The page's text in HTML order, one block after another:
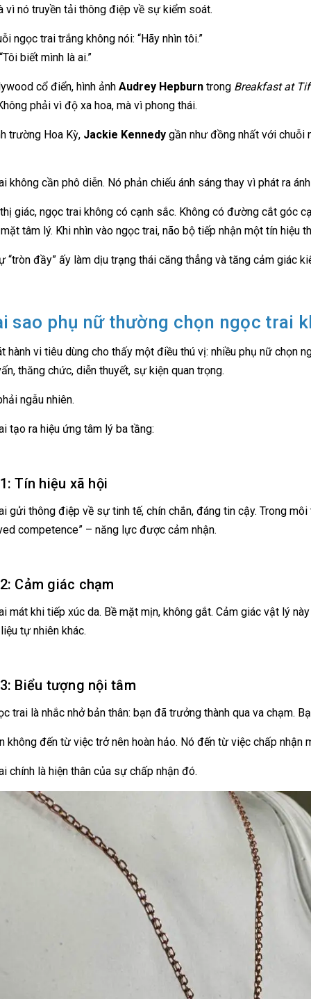
vì nó truyền tải thông điệp về sự kiểm soát.
ngọc trai trắng không nói: “Hãy nhìn tôi.”
biết mình là ai.”
cổ điển, hình ảnh Audrey Hepburntrong Breakfast at
phải vì độ xa hoa, mà vì phong thái.
trường Hoa Kỳ, Jackie Kennedygần như đồng nhất với chuỗi
không cần phô diễn. Nó phản chiếu ánh sáng thay vì phát ra
giác, ngọc trai không có cạnh sắc. Không có đường cắt góc
tâm lý. Khi nhìn vào ngọc trai, não bộ tiếp nhận một tín hiệu
“tròn đầy” ấy làm dịu trạng thái căng thẳng và tăng cảm giác
sao phụ nữ thường chọn ngọc trai
hành vi tiêu dùng cho thấy một điều thú vị: nhiều phụ nữ chọn
thăng chức, diễn thuyết, sự kiện quan trọng.
ngẫu nhiên.
tạo ra hiệu ứng tâm lý ba tầng:
Tín hiệu xã hội
gửi thông điệp về sự tinh tế, chín chắn, đáng tin cậy. Trong
competence” – năng lực được cảm nhận.
Cảm giác chạm
mát khi tiếp xúc da. Bề mặt mịn, không gắt. Cảm giác vật lý
tự nhiên khác.
Biểu tượng nội tâm
trai là nhắc nhở bản thân: bạn đã trưởng thành qua va chạm.
không đến từ việc trở nên hoàn hảo. Nó đến từ việc chấp nhận
chính là hiện thân của sự chấp nhận đó.